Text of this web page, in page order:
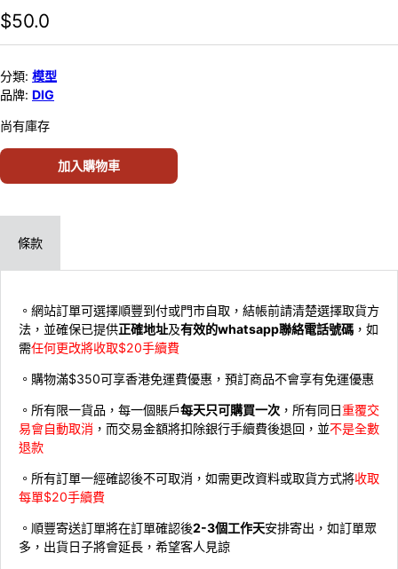
$50.0
分類: 模型
品牌: DIG
尚有庫存
加入購物車
條款
。網站訂單可選擇順豐到付或門市自取，結帳前請清楚選擇取貨方
法，並確保已提供正確地址及有效的whatsapp聯絡電話號碼 ，如
需任何更改將收取$20手續費
。購物滿$350可享香港免運費優惠，預訂商品不會享有免運優惠
。所有限一貨品，每一個賬戶每天只可購買一次 ，所有同日重覆交
易會自動取消 ，而交易金額將扣除銀行手續費後退回，並不是全數
退款
。所有訂單一經確認後不可取消，如需更改資料或取貨方式將收取
每單$20手續費
。順豐寄送訂單將在訂單確認後2-3個工作天安排寄出，如訂單眾
多，出貨日子將會延長，希望客人見諒